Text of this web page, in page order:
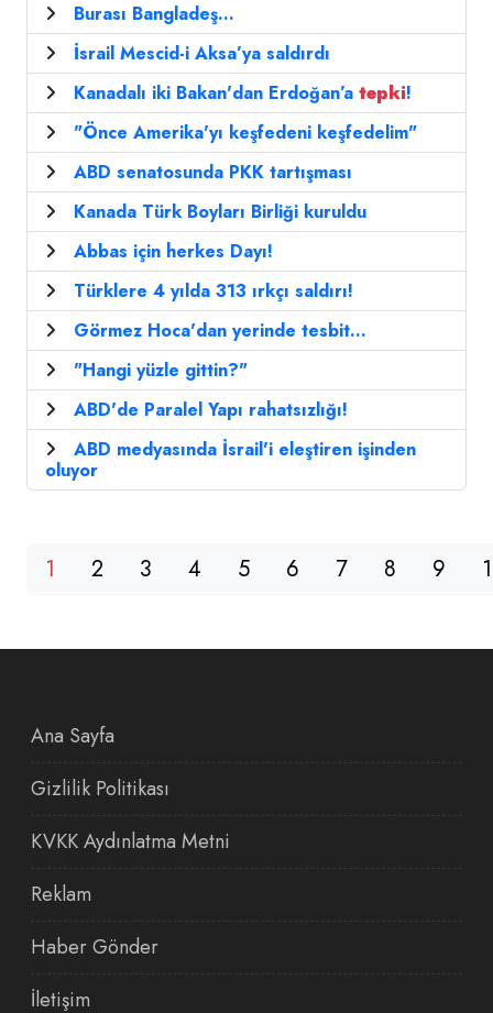
Burası Bangladeş...
İsrail Mescid-i Aksa’ya saldırdı
Kanadalı iki Bakan'dan Erdoğan’a tepki!
"Önce Amerika'yı keşfedeni keşfedelim"
ABD senatosunda PKK tartışması
Kanada Türk Boyları Birliği kuruldu
Abbas için herkes Dayı!
Türklere 4 yılda 313 ırkçı saldırı!
Görmez Hoca'dan yerinde tesbit...
"Hangi yüzle gittin?"
ABD'de Paralel Yapı rahatsızlığı!
ABD medyasında İsrail'i eleştiren işinden
oluyor
1 2 3 4 5 6 7 8 9
Ana Sayfa
Gizlilik Politikası
KVKK Aydınlatma Metni
Reklam
Haber Gönder
İletişim